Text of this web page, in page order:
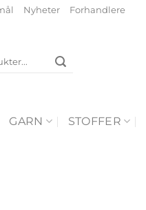
Nyheter Forhandlere
GARN STOFFER